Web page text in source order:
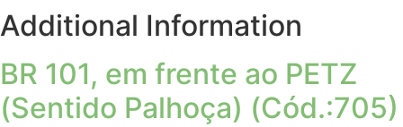
Additional Information
BR 101, em frente ao PETZ
(Sentido Palhoça) (Cód.:705)